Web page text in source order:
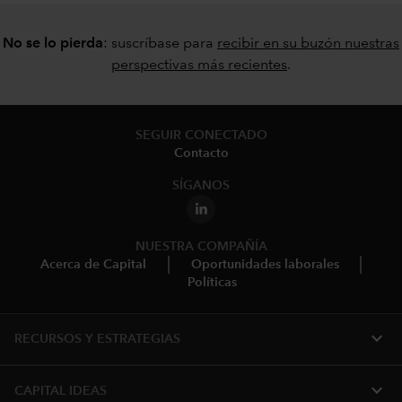
No se lo pierda: suscríbase para recibir en su buzón nuestras
perspectivas más recientes.
SEGUIR CONECTADO
Contacto
SÍGANOS
NUESTRA COMPAÑÍA
Acerca de Capital
Oportunidades laborales
Políticas
RECURSOS Y ESTRATEGIAS expand_more
CAPITAL IDEAS expand_more